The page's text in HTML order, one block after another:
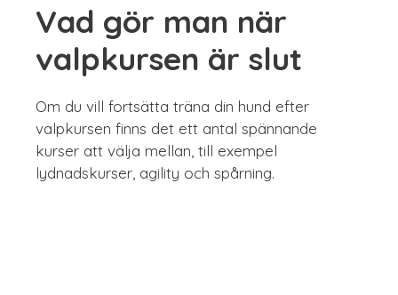
Vad gör man när
valpkursen är slut
Om du vill fortsätta träna din hund efter
valpkursen finns det ett antal spännande
kurser att välja mellan, till exempel
lydnadskurser, agility och spårning.